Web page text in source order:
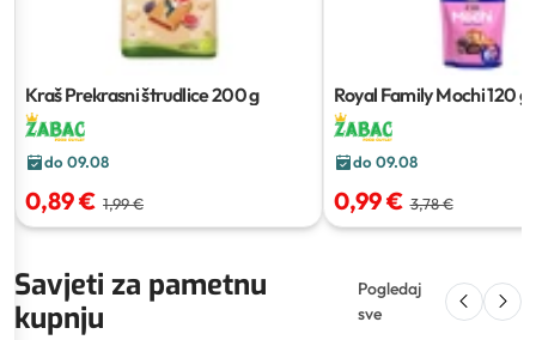
Kraš Prekrasni štrudlice200 g
do 09.08
0,89 € 1,99 €
Royal Family Mochi120 g
do 09.08
0,99 € 3,78 €
Savjeti za pametnu
kupnju
Pogledaj
sve